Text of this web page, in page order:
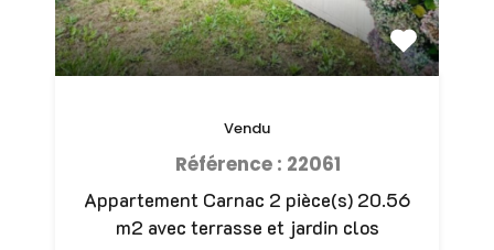
Appartement Carnac 2 pièce(s) 20.56
m2 avec terrasse et jardin clos
Vendu
Référence : 22061